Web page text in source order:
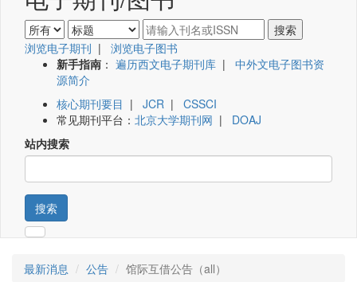
浏览电子期刊 | 浏览电子图书
新手指南 ： 遍历西文电子期刊库 | 中外文电子图书资
源简介
核心期刊要目 | JCR | CSSCI
常见期刊平台： 北京大学期刊网 | DOAJ
站内搜索
搜索
最新消息 公告 馆际互借公告（all）